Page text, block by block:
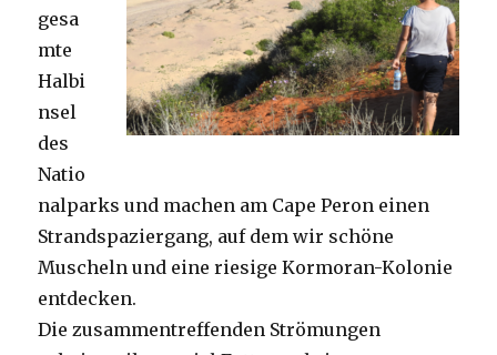
gesa
mte
Halbi
nsel
des
Natio
nalparks und machen am Cape Peron einen
Strandspaziergang, auf dem wir schöne
Muscheln und eine riesige Kormoran-Kolonie
entdecken.
Die zusammentreffenden Strömungen